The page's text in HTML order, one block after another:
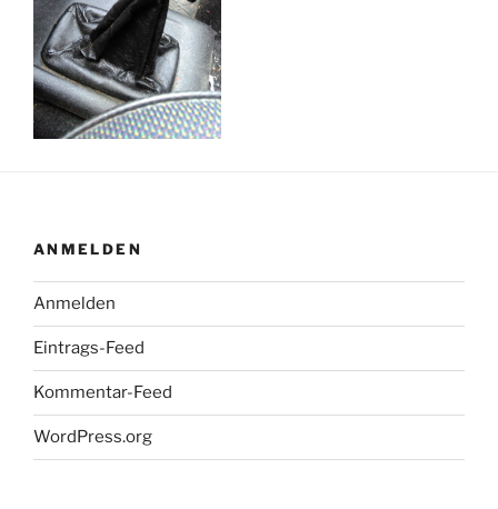
ANMELDEN
Anmelden
Eintrags-Feed
Kommentar-Feed
WordPress.org